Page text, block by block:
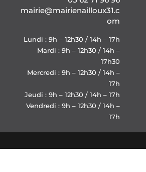
mairie@mairienailloux31.c
om
Lundi : 9h – 12h30 / 14h – 17h
Mardi : 9h – 12h30 / 14h –
17h30
Mercredi : 9h – 12h30 / 14h –
17h
Jeudi : 9h – 12h30 / 14h – 17h
Vendredi : 9h – 12h30 / 14h –
17h